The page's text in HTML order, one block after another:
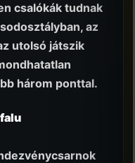
csalókák tudnak
az
utolsó játszik
három ponttal.